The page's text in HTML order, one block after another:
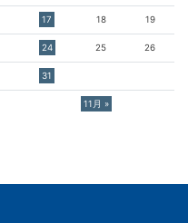
11月 »
17 18 19
24 25 26
31